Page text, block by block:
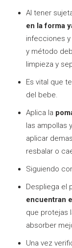
Al tener
en la forma
infecciones
y método
limpieza y
Es vital que
del bebe.
Aplica la
las ampollas
aplicar
resbalar o
Siguiendo
Despliega el
encuentran
que protejas
absorber
Una vez